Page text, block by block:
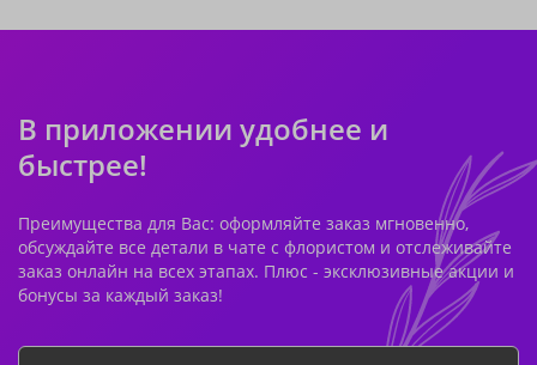
В приложении удобнее и
быстрее!
Преимущества для Вас: оформляйте заказ мгновенно,
обсуждайте все детали в чате с флористом и отслеживайте
заказ онлайн на всех этапах. Плюс - эксклюзивные акции и
бонусы за каждый заказ!